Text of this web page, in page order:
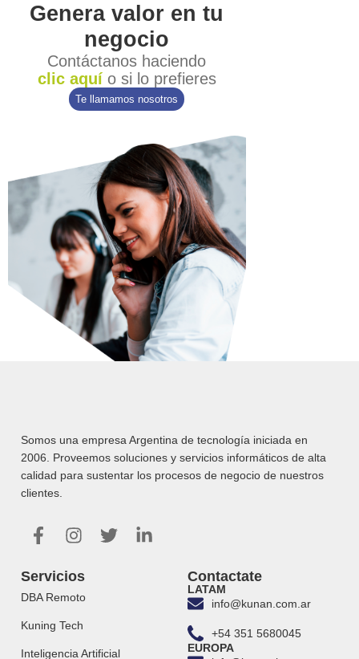
Genera valor en tu
negocio
Contáctanos haciendo
clic aquío si lo prefieres
Te llamamos nosotros
Somos una empresa Argentina de tecnología iniciada en
2006. Proveemos soluciones y servicios informáticos de alta
calidad para sustentar los procesos de negocio de nuestros
clientes.
Servicios
DBA Remoto
Kuning Tech
Inteligencia Artificial
Contactate
LATAM
info@kunan.com.ar
+54 351 5680045
EUROPA